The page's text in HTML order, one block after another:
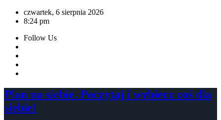
Skip
czwartek, 6 sierpnia 2026
8:24 pm
Follow Us
Plan na siebie. Poczytaj i wybierz coś dla
siebie!